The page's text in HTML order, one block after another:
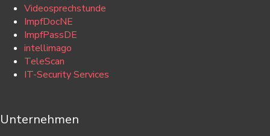
Videosprechstunde
ImpfDocNE
ImpfPassDE
intellimago
TeleScan
IT-Security Services
Unternehmen